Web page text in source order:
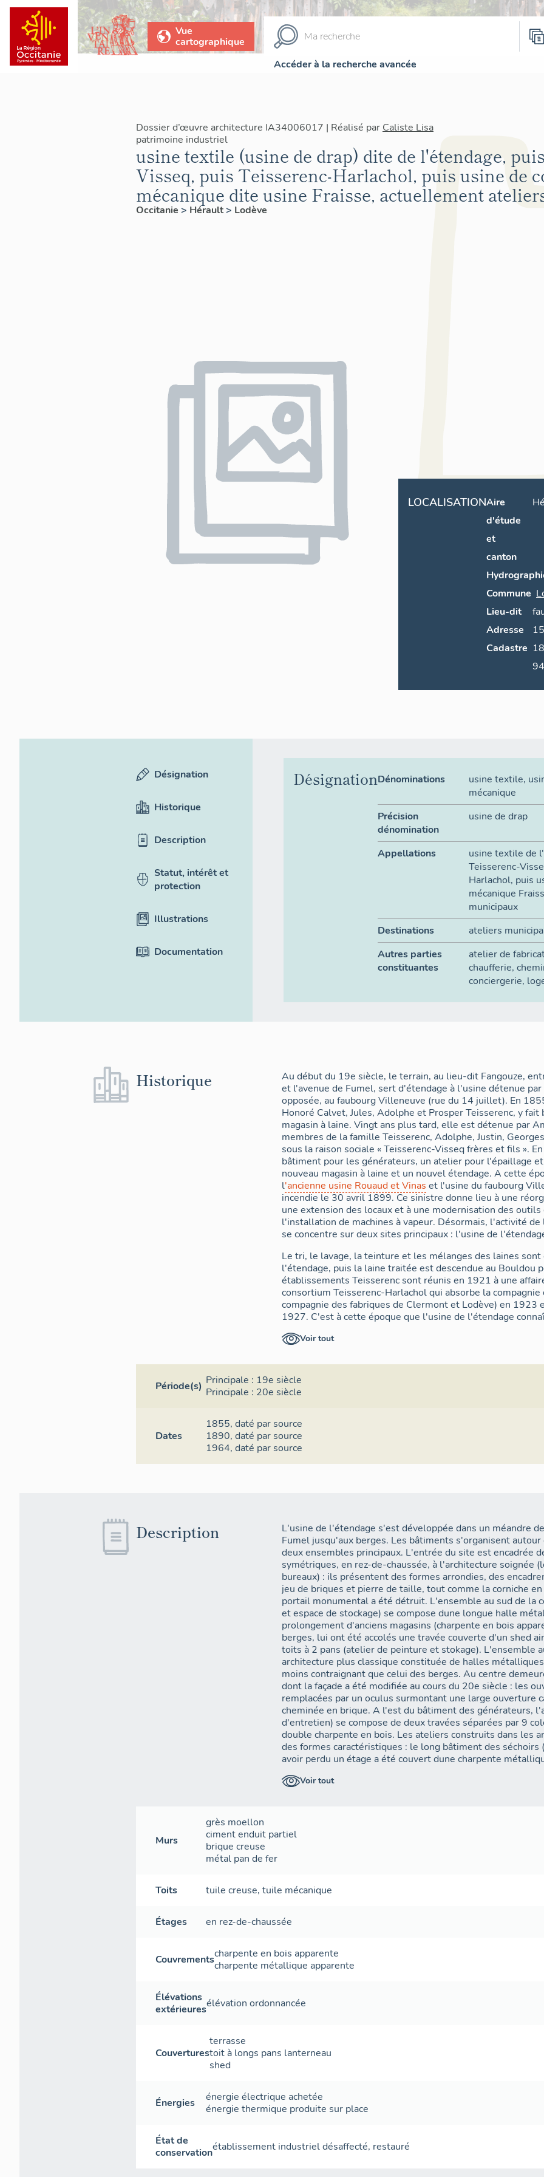
Vue
cartographique
Accéder à la recherche avancée
Dossier d’œuvre architecture IA34006017 | Réalisé par Caliste Lisa
patrimoine industriel
usine textile (usine de drap) dite de l'étendage,
Visseq, puis Teisserenc-Harlachol, puis usine de
mécanique dite usine Fraisse, actuellement
Occitanie > Hérault> Lodève
LOCALISATIONAire
d'étude
et
canton
Commune
Lieu-dit
Adresse
15
Cadastre 1833 D
Désignation
Historique
Description
Statut, intérêt et
protection
Illustrations
Documentation
DésignationDénominations usine textile,
mécanique
Précision
dénomination
usine de drap
Appellations
usine textile de
Teisserenc-
Harlachol, puis
mécanique
municipaux
Destinations
ateliers
Autres parties
constituantes
atelier de
chaufferie,
conciergerie,
Historique
Au début du 19e siècle, le terrain, au lieu-dit Fangouze,
et l'avenue de Fumel, sert d'étendage à l'usine détenue
opposée, au faubourg Villeneuve (rue du 14 juillet). En
Honoré Calvet, Jules, Adolphe et Prosper Teisserenc, y
magasin à laine. Vingt ans plus tard, elle est détenue par
membres de la famille Teisserenc, Adolphe, Justin,
sous la raison sociale « Teisserenc-Visseq frères et fils ».
bâtiment pour les générateurs, un atelier pour l'épaillage
nouveau magasin à laine et un nouvel étendage. A cette
l'ancienne usine Rouaud et Vinas et l'usine du faubourg
incendie le 30 avril 1899. Ce sinistre donne lieu à une
une extension des locaux et à une modernisation des outils
l'installation de machines à vapeur. Désormais, l'activité
se concentre sur deux sites principaux : l'usine de
Le tri, le lavage, la teinture et les mélanges des laines sont
l'étendage, puis la laine traitée est descendue au Bouldou
établissements Teisserenc sont réunis en 1921 à une
consortium Teisserenc-Harlachol qui absorbe la
compagnie des fabriques de Clermont et Lodève) en
1927. C'est à cette époque que l'usine de l'étendage
séchoirs, de nouveaux magasins à laine ainsi que
Harlachol poursuivent la fabrication des draps destinés à
grandes administrations françaises et étrangères. Ils
de livrées, des flanelles, des velours de laine, des
que le long bâtiment à l'ouest du site (séchoirs ?) perd un
lindustrie de la laine cardée, les établissements Giroud de
1957, tentent dimplanter la fabrication de tissus à
et de voyage (AD34, 651W9). La fermeture de l'usine
et celles des tuyaux et coudes plissés Feralu dans les
époque, les ateliers de fabrication sont agrandis d'une
nord du site où sont installés les ateliers de tuyauterie.
édifiés face à l'entrée. L'entreprise Fraisse quitte le site à
bâtiments sont achetés par la commune de Lodève et la
Lodévois-Larzac qui y installent leurs ateliers techniques.
sud, ayant ensuite servi d'atelier de montage, ont été
2002.
Voir tout
Période(s) Principale : 19e siècle
Principale : 20e siècle
Dates
1855,daté par source
1890,daté par source
1964,daté par source
Description
L'usine de l'étendage s'est développée dans un méandre
Fumel jusqu'aux berges. Les bâtiments s'organisent
deux ensembles principaux. L'entrée du site est encadrée
symétriques, en rez-de-chaussée, à l'architecture soignée
bureaux) : ils présentent des formes arrondies, des
jeu de briques et pierre de taille, tout comme la corniche
portail monumental a été détruit. L'ensemble au sud de la
et espace de stockage) se compose dune longue halle
prolongement d'anciens magasins (charpente en bois
berges, lui ont été accolés une travée couverte d'un shed
toits à 2 pans (atelier de peinture et stokage). L'ensemble
architecture plus classique constituée de halles
moins contraignant que celui des berges. Au centre
dont la façade a été modifiée au cours du 20e siècle : les
remplacées par un oculus surmontant une large ouverture
cheminée en brique. A l'est du bâtiment des générateurs,
d'entretien) se compose de deux travées séparées par 9
double charpente en bois. Les ateliers construits dans les
des formes caractéristiques : le long bâtiment des
avoir perdu un étage a été couvert dune charpente
d'ouvertures cintrées soulignées par le jeu briques-grès.
Voir tout
Murs
grès moellon
cimentenduit partiel
brique creuse
métal pan de fer
Toits tuile creuse,tuile mécanique
Étages en rez-de-chaussée
Couvrementscharpente en bois apparente
charpente métallique apparente
Élévations
extérieuresélévation ordonnancée
Couvertures
terrasse
toit à longs pans lanterneau
shed
Énergies énergie électrique achetée
énergie thermique produite sur place
État de
conservationétablissement industriel désaffecté, restauré